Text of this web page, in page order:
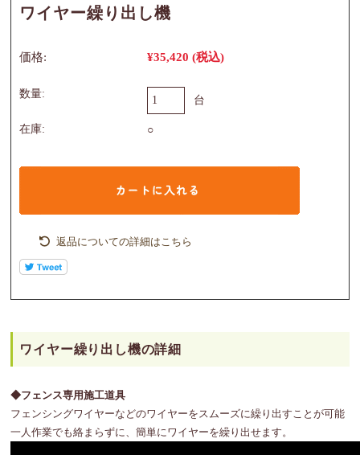
ワイヤー繰り出し機
価格: ¥35,420 (税込)
数量:
台
在庫: ○
返品についての詳細はこちら
ワイヤー繰り出し機の詳細
◆フェンス専用施工道具
フェンシングワイヤーなどのワイヤーをスムーズに繰り出すことが可能
一人作業でも絡まらずに、簡単にワイヤーを繰り出せます。